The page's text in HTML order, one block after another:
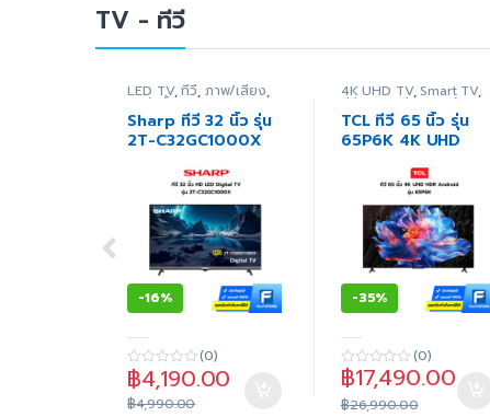
TV - ทีวี
LED TV,ทีวี, ภาพ/เสียง,
สินค้าทั้งหมด
Sharp ทีวี 32 นิ้ว รุ่น
2T-C32GC1000X
-16%
-----
0
o
u
(0)
฿4,190.00
฿4,990.00
4K UHD TV, Smart TV,
ทีวี ภาพ/เสียง สินค้า
ทั้งหมด
TCL ทีวี 65 นิ้ว รุ่น
65P6K 4K UHD
(ประกันศูนย์)
-35%
-----
0
o
u
(0)
฿17,490.00
฿26,990.00